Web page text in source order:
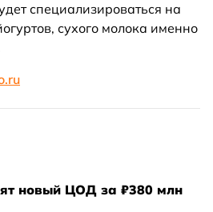
специализироваться на
сухого молока именно
новый ЦОД за ₽380 млн